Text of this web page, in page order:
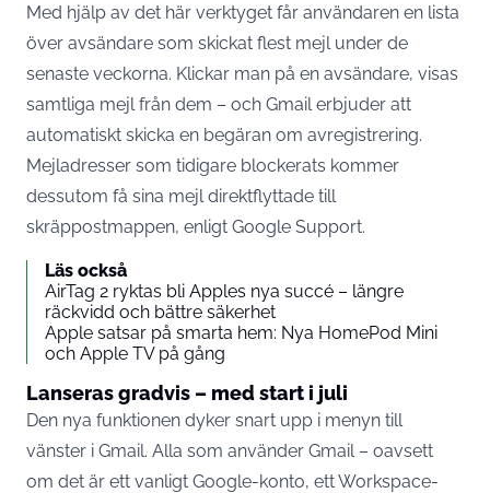
Med hjälp av det här verktyget får användaren en lista
över avsändare som skickat flest mejl under de
senaste veckorna. Klickar man på en avsändare, visas
samtliga mejl från dem – och Gmail erbjuder att
automatiskt skicka en begäran om avregistrering.
Mejladresser som tidigare blockerats kommer
dessutom få sina mejl direktflyttade till
skräppostmappen, enligt Google Support.
Läs också
AirTag 2 ryktas bli Apples nya succé – längre
räckvidd och bättre säkerhet
Apple satsar på smarta hem: Nya HomePod Mini
och Apple TV på gång
Lanseras gradvis – med start i juli
Den nya funktionen dyker snart upp i menyn till
vänster i Gmail. Alla som använder Gmail – oavsett
om det är ett vanligt Google-konto, ett Workspace-